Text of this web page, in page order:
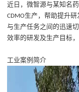
近日，微智源与某知名
CDMO生产，帮助提升研
与生产任务之间 的迅速
效率的研发及生产目标，
工业案例简介